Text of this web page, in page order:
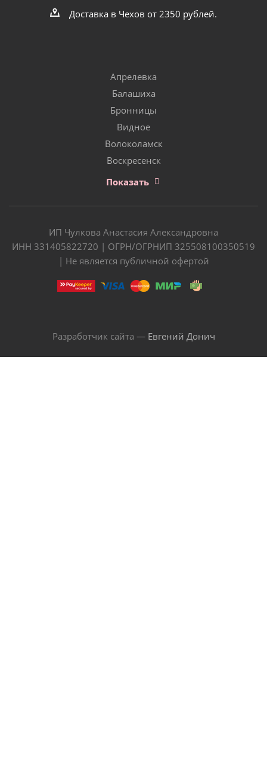
Доставка в Чехов от 2350 рублей.
Апрелевка
Балашиха
Бронницы
Видное
Волоколамск
Воскресенск
Показать
ИП Чулкова Анастасия Александровна
ИНН 331405822720 | ОГРН/ОГРНИП 325508100350519
| Не является публичной офертой
Разработчик сайта — Евгений Донич